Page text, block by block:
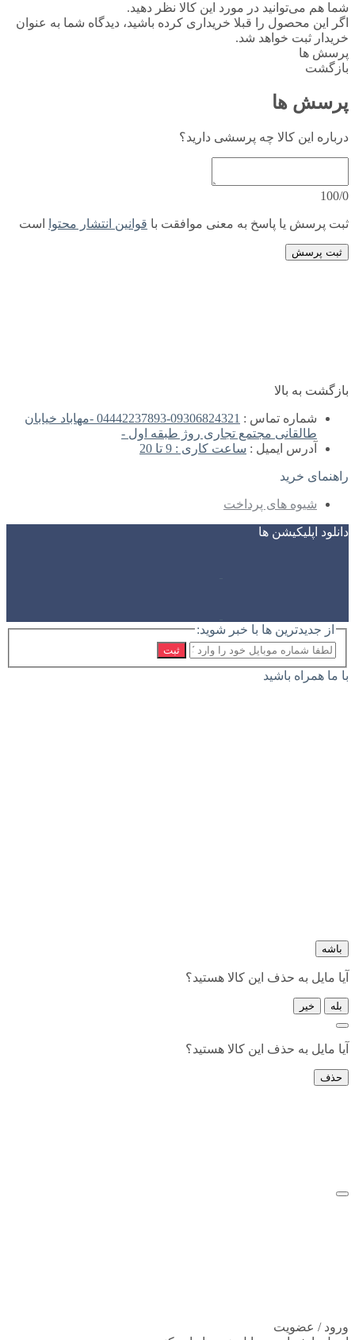
شما هم می‌توانید در مورد این کالا نظر دهید.
اگر این محصول را قبلا خریداری کرده باشید، دیدگاه شما به عنوان
خریدار ثبت خواهد شد.
پرسش ها
بازگشت
پرسش ها
درباره این کالا چه پرسشی دارید؟
100/0
ثبت پرسش یا پاسخ به معنی موافقت با قوانین انتشار محتوا است
ثبت پرسش
بازگشت به بالا
شماره تماس :
09306824321-04442237893 -مهاباد خیابان
طالقانی مجتمع تجاری روژ طبقه اول -
آدرس ایمیل : ساعت کاری : 9 تا 20
راهنمای خرید
شیوه های پرداخت
دانلود اپلیکیشن ها
از جدیدترین ها با خبر شوید:
ثبت
با ما همراه باشید
باشه
آیا مایل به حذف این کالا هستید؟
بله خیر
آیا مایل به حذف این کالا هستید؟
حذف
ورود / عضویت